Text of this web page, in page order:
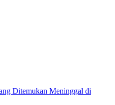
Ditemukan Meninggal di